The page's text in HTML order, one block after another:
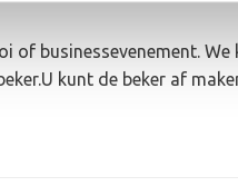
businessevenement.
kunt de beker af